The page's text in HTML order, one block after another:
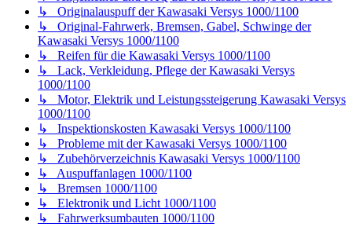
↳ Kettensätze und Kettenschutz 1000/1100
↳ Kühlerschutz 1000/1100
↳ Lenker und Lenkeranbauten 1000/1100
↳ Motor, Kupplung, Sturzschutz 1000/1100
↳ Sitzbänke 1000/1100
↳ Spoiler, Spritzschutz, Verkleidungszubehör 1000/1100
↳ Verkleidungsscheiben 1000/1100
↳ Weiteres Zubehör 1000/1100
Tipps, Tricks und Erfahrungen zur Versys-X 300-Technik
↳ Allgemeines und FAQ zur Kawasaki Versys-X 300
↳ Originalfahrwerk, Bremsen, Gabel, Schwinge Kawasaki
Versys-X 300
↳ Reifen für die Kawasaki Versys-X 300
↳ Motor, Elektrik und Leistungssteigerung Kawasaki
Versys-X 300